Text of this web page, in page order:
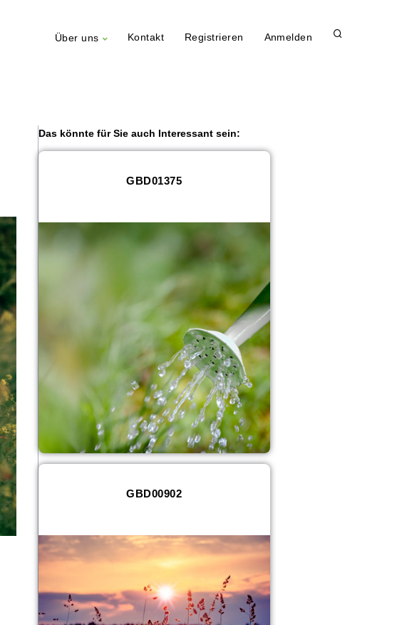
Über uns Kontakt Registrieren Anmelden
Das könnte für Sie auch Interessant sein:
GBD01375
GBD00902